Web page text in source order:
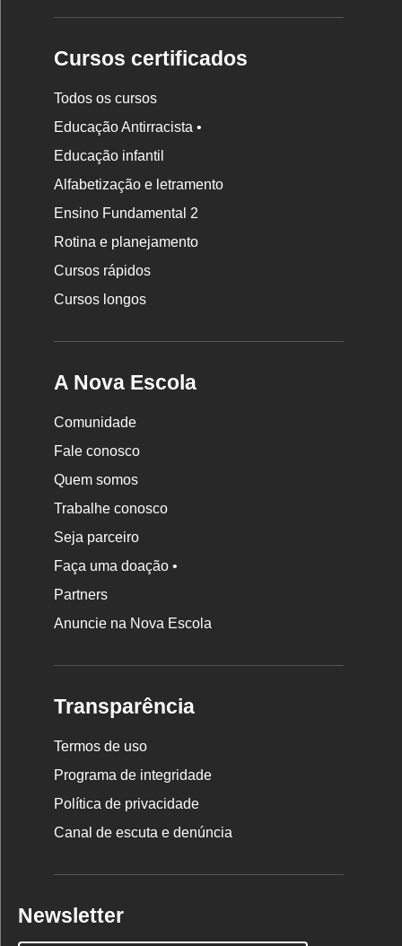
Cursos certificados
Todos os cursos
Educação Antirracista •
Educação infantil
Alfabetização e letramento
Ensino Fundamental 2
Rotina e planejamento
Cursos rápidos
Cursos longos
A Nova Escola
Comunidade
Fale conosco
Quem somos
Trabalhe conosco
Seja parceiro
Faça uma doação •
Partners
Anuncie na Nova Escola
Transparência
Termos de uso
Programa de integridade
Política de privacidade
Canal de escuta e denúncia
Newsletter